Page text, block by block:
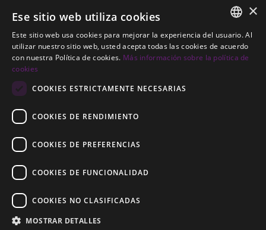
+34 856 091 709
info@noll-sotogrande.com
Contáctanos
Galerias Paniagua Local 43 Avenida de Paniagua, s/n
11310 Sotogrande, Cádiz
Aviso Legal
Construido porInmoba
ENGLISH
SPANISH
×
Ese sitio web utiliza cookies
Este sitio web usa cookies para mejorar la experiencia del usuario. Al
utilizar nuestro sitio web, usted acepta todas las cookies de acuerdo
con nuestra Política de cookies. Más información sobre la política de
cookies
COOKIES ESTRICTAMENTE NECESARIAS
COOKIES DE RENDIMIENTO
COOKIES DE PREFERENCIAS
COOKIES DE FUNCIONALIDAD
COOKIES NO CLASIFICADAS
MOSTRAR DETALLES